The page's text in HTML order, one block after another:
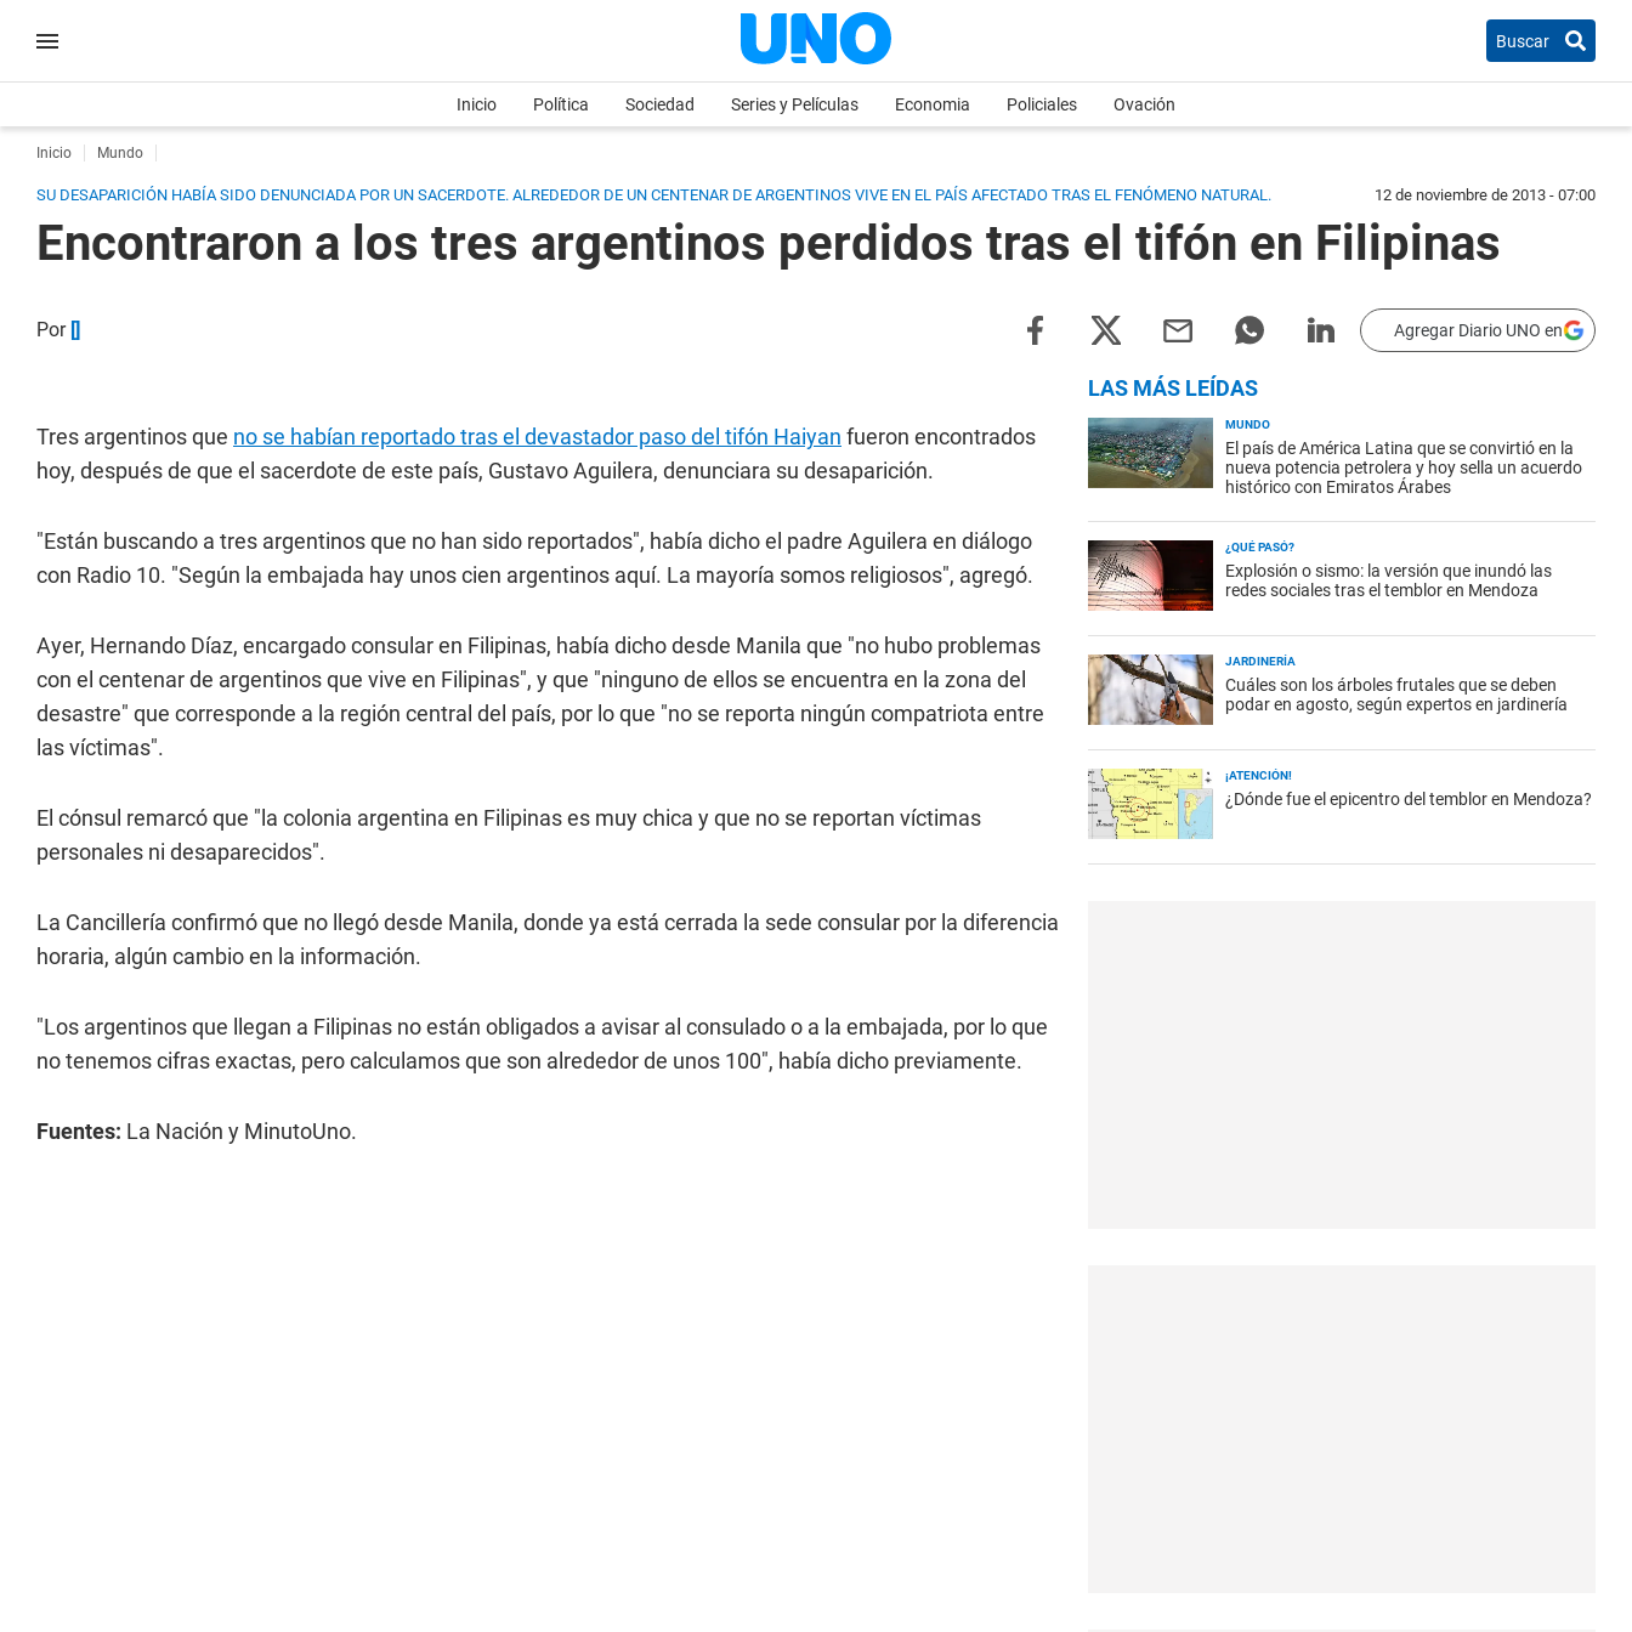
Buscar
Inicio Política Sociedad Series y Películas Economia Policiales Ovación
Inicio Mundo
SU DESAPARICIÓN HABÍA SIDO DENUNCIADA POR UN SACERDOTE. ALREDEDOR DE UN CENTENAR DE ARGENTINOS VIVE EN EL PAÍS AFECTADO TRAS EL FENÓMENO NATURAL. 12 de noviembre de 2013 - 07:00
Encontraron a los tres argentinos perdidos tras el tifón en Filipinas
Por [] Agregar Diario UNO en
Tres argentinos que no se habían reportado tras el devastador paso del tifón Haiyan fueron encontrados
hoy, después de que el sacerdote de este país, Gustavo Aguilera, denunciara su desaparición.
"Están buscando a tres argentinos que no han sido reportados", había dicho el padre Aguilera en diálogo
con Radio 10. "Según la embajada hay unos cien argentinos aquí. La mayoría somos religiosos", agregó.
Ayer, Hernando Díaz, encargado consular en Filipinas, había dicho desde Manila que "no hubo problemas
con el centenar de argentinos que vive en Filipinas", y que "ninguno de ellos se encuentra en la zona del
desastre" que corresponde a la región central del país, por lo que "no se reporta ningún compatriota entre
las víctimas".
El cónsul remarcó que "la colonia argentina en Filipinas es muy chica y que no se reportan víctimas
personales ni desaparecidos".
La Cancillería confirmó que no llegó desde Manila, donde ya está cerrada la sede consular por la diferencia
horaria, algún cambio en la información.
"Los argentinos que llegan a Filipinas no están obligados a avisar al consulado o a la embajada, por lo que
no tenemos cifras exactas, pero calculamos que son alrededor de unos 100", había dicho previamente.
Fuentes: La Nación y MinutoUno.
LAS MÁS LEÍDAS
MUNDO
El país de América Latina que se convirtió en la
nueva potencia petrolera y hoy sella un acuerdo
histórico con Emiratos Árabes
¿QUÉ PASÓ?
Explosión o sismo: la versión que inundó las
redes sociales tras el temblor en Mendoza
JARDINERÍA
Cuáles son los árboles frutales que se deben
podar en agosto, según expertos en jardinería
¡ATENCIÓN!
¿Dónde fue el epicentro del temblor en Mendoza?